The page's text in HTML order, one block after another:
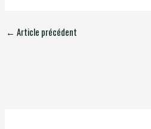
← Article précédent